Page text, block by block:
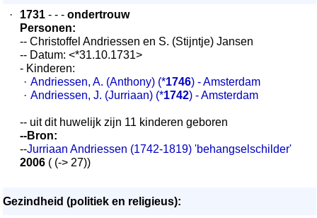
·
1731 - - - ondertrouw
Personen:
-- Christoffel Andriessen en S. (Stijntje) Jansen
-- Datum: <*31.10.1731>
- Kinderen:
· Andriessen, A. (Anthony) (*1746) - Amsterdam
· Andriessen, J. (Jurriaan) (*1742) - Amsterdam
-- uit dit huwelijk zijn 11 kinderen geboren
--Bron:
--Jurriaan Andriessen (1742-1819) 'behangselschilder'
2006 ( (-> 27))
Gezindheid (politiek en religieus):